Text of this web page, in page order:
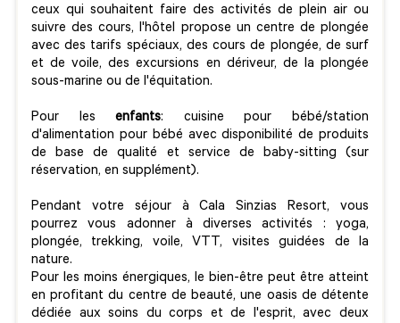
ceux qui souhaitent faire des activités de plein air ou
suivre des cours, l'hôtel propose un centre de plongée
avec des tarifs spéciaux, des cours de plongée, de surf
et de voile, des excursions en dériveur, de la plongée
sous-marine ou de l'équitation.
Pour lesenfants: cuisine pour bébé/station
d'alimentation pour bébé avec disponibilité de produits
de base de qualité et service de baby-sitting (sur
réservation, en supplément).
Pendant votre séjour à Cala Sinzias Resort, vous
pourrez vous adonner à diverses activités : yoga,
plongée, trekking, voile, VTT, visites guidées de la
nature.
Pour les moins énergiques, le bien-être peut être atteint
en profitant du centre de beauté, une oasis de détente
dédiée aux soins du corps et de l'esprit, avec deux